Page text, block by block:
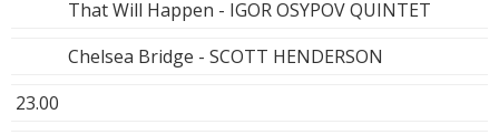
That Will Happen - IGOR OSYPOV QUINTET
Chelsea Bridge - SCOTT HENDERSON
23.00